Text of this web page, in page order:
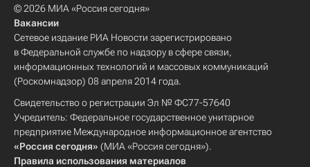
© 2026 МИА «Россия сегодня»
Вакансии
Сетевое издание РИА Новости зарегистрировано
в Федеральной службе по надзору в сфере связи,
информационных технологий и массовых коммуникаций
(Роскомнадзор) 08 апреля 2014 года.
Свидетельство о регистрации Эл № ФС77-57640
Учредитель: Федеральное государственное унитарное
предприятие Международное информационное агентство
«Россия сегодня» (МИА «Россия сегодня»).
Правила использования материалов